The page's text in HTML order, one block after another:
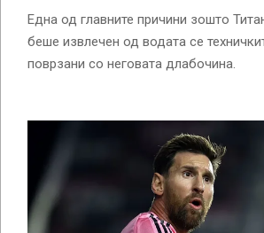
Една од главните причини зошто
беше извлечен од водата се
поврзани со неговата длабочина.